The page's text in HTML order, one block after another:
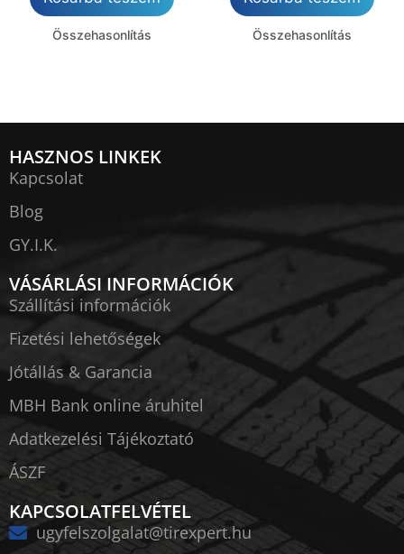
Összehasonlítás Összehasonlítás
HASZNOS LINKEK
Kapcsolat
Blog
GY.I.K.
VÁSÁRLÁSI INFORMÁCIÓK
Szállítási információk
Fizetési lehetőségek
Jótállás & Garancia
MBH Bank online áruhitel
Adatkezelési Tájékoztató
ÁSZF
KAPCSOLATFELVÉTEL
ugyfelszolgalat@tirexpert.hu